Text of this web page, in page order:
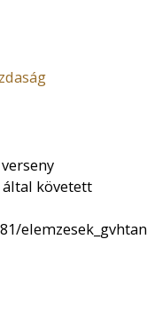
által követett